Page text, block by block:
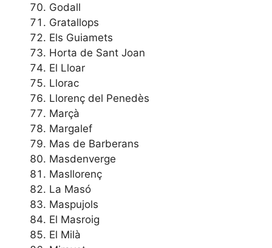
Godall
Gratallops
Els Guiamets
Horta de Sant Joan
El Lloar
Llorac
Llorenç del Penedès
Marçà
Margalef
Mas de Barberans
Masdenverge
Masllorenç
La Masó
Maspujols
El Masroig
El Milà